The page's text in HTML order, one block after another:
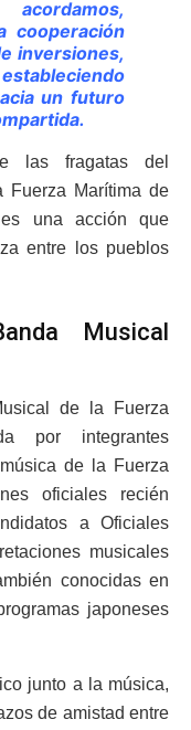
cooperación
inversiones,
un futuro
las fragatas del
Fuerza Marítima de
una acción que
entre los pueblos
Musical
de la Fuerza
por integrantes
de la Fuerza
oficiales recién
a Oficiales
musicales
conocidas en
japoneses
junto a la música,
de amistad entre